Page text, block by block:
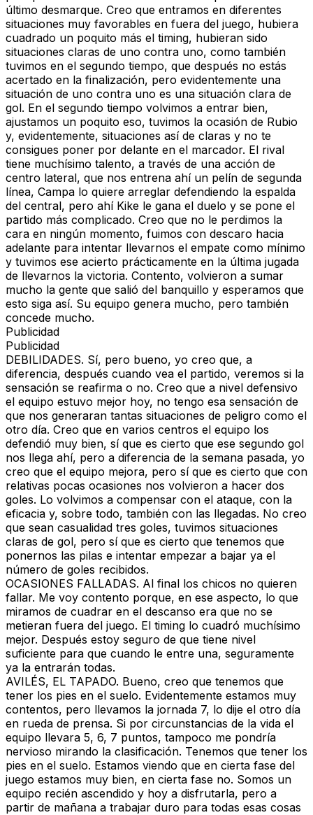
último desmarque. Creo que entramos en diferentes
situaciones muy favorables en fuera del juego, hubiera
cuadrado un poquito más el timing, hubieran sido
situaciones claras de uno contra uno, como también
tuvimos en el segundo tiempo, que después no estás
acertado en la finalización, pero evidentemente una
situación de uno contra uno es una situación clara de
gol. En el segundo tiempo volvimos a entrar bien,
ajustamos un poquito eso, tuvimos la ocasión de Rubio
y, evidentemente, situaciones así de claras y no te
consigues poner por delante en el marcador. El rival
tiene muchísimo talento, a través de una acción de
centro lateral, que nos entrena ahí un pelín de segunda
línea, Campa lo quiere arreglar defendiendo la espalda
del central, pero ahí Kike le gana el duelo y se pone el
partido más complicado. Creo que no le perdimos la
cara en ningún momento, fuimos con descaro hacia
adelante para intentar llevarnos el empate como mínimo
y tuvimos ese acierto prácticamente en la última jugada
de llevarnos la victoria. Contento, volvieron a sumar
mucho la gente que salió del banquillo y esperamos que
esto siga así. Su equipo genera mucho, pero también
concede mucho.
Publicidad
Publicidad
DEBILIDADES. Sí, pero bueno, yo creo que, a
diferencia, después cuando vea el partido, veremos si la
sensación se reafirma o no. Creo que a nivel defensivo
el equipo estuvo mejor hoy, no tengo esa sensación de
que nos generaran tantas situaciones de peligro como el
otro día. Creo que en varios centros el equipo los
defendió muy bien, sí que es cierto que ese segundo gol
nos llega ahí, pero a diferencia de la semana pasada, yo
creo que el equipo mejora, pero sí que es cierto que con
relativas pocas ocasiones nos volvieron a hacer dos
goles. Lo volvimos a compensar con el ataque, con la
eficacia y, sobre todo, también con las llegadas. No creo
que sean casualidad tres goles, tuvimos situaciones
claras de gol, pero sí que es cierto que tenemos que
ponernos las pilas e intentar empezar a bajar ya el
número de goles recibidos.
OCASIONES FALLADAS. Al final los chicos no quieren
fallar. Me voy contento porque, en ese aspecto, lo que
miramos de cuadrar en el descanso era que no se
metieran fuera del juego. El timing lo cuadró muchísimo
mejor. Después estoy seguro de que tiene nivel
suficiente para que cuando le entre una, seguramente
ya la entrarán todas.
AVILÉS, EL TAPADO. Bueno, creo que tenemos que
tener los pies en el suelo. Evidentemente estamos muy
contentos, pero llevamos la jornada 7, lo dije el otro día
en rueda de prensa. Si por circunstancias de la vida el
equipo llevara 5, 6, 7 puntos, tampoco me pondría
nervioso mirando la clasificación. Tenemos que tener los
pies en el suelo. Estamos viendo que en cierta fase del
juego estamos muy bien, en cierta fase no. Somos un
equipo recién ascendido y hoy a disfrutarla, pero a
partir de mañana a trabajar duro para todas esas cosas